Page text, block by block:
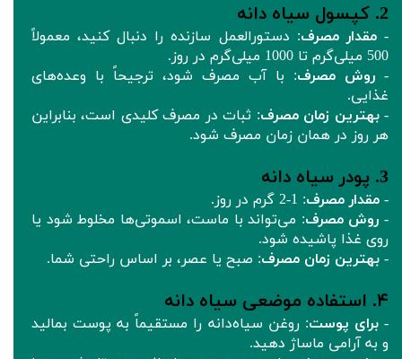
2. کپسول‌ سیاه‌ دانه
-مقدار مصرف: دستورالعمل سازنده را دنبال کنید، معمولاً
500 میلی‌گرم تا 1000 میلی‌گرم در روز.
- روش مصرف: با آب مصرف شود، ترجیحاً با وعده‌های
غذایی.
-بهترین زمان مصرف: ثبات در مصرف کلیدی است، بنابراین
هر روز در همان زمان مصرف شود.
3. پودر سیاه‌ دانه
- مقدار مصرف: 1-2 گرم در روز.
- روش مصرف: می‌تواند با ماست، اسموتی‌ها مخلوط شود یا
روی غذا پاشیده شود.
- بهترین زمان مصرف: صبح یا عصر، بر اساس راحتی شما.
۴. استفاده موضعی سیاه دانه
-برای پوست: روغن سیاه‌دانه را مستقیماً به پوست بمالید
و به آرامی ماساژ دهید.